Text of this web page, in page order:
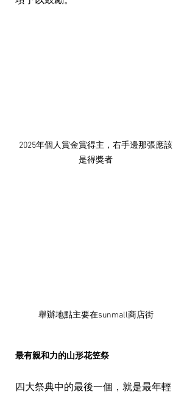
2025年個人賞金賞得主，右手邊那張應該
是得獎者
舉辦地點主要在sunmall商店街
最有親和力的山形花笠祭
四大祭典中的最後一個，就是最年輕